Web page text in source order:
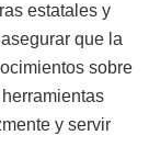
estatales y
que la
sobre
y servir